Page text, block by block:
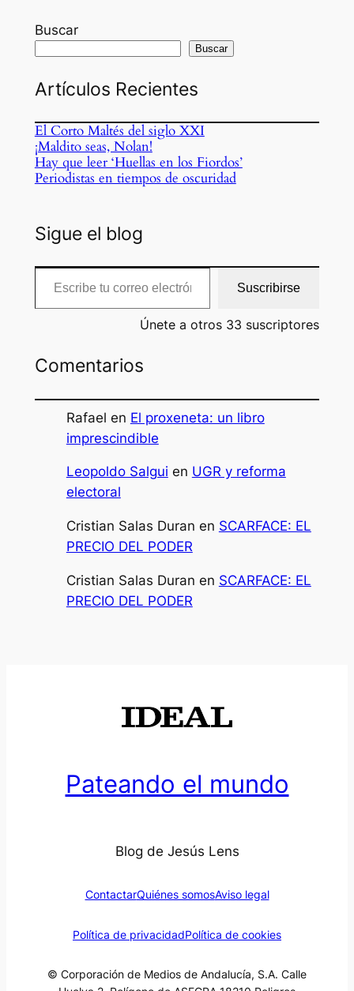
Buscar
Buscar
Artículos Recientes
El Corto Maltés del siglo XXI
¡Maldito seas, Nolan!
Hay que leer ‘Huellas en los Fiordos’
Periodistas en tiempos de oscuridad
Sigue el blog
Escribe tu correo electrónico…
Suscribirse
Únete a otros 33 suscriptores
Comentarios
Rafael en El proxeneta: un libro
imprescindible
Leopoldo Salgui en UGR y reforma
electoral
Cristian Salas Duran en SCARFACE: EL
PRECIO DEL PODER
Cristian Salas Duran en SCARFACE: EL
PRECIO DEL PODER
Pateando el mundo
Blog de Jesús Lens
ContactarQuiénes somosAviso legal
Política de privacidadPolítica de cookies
© Corporación de Medios de Andalucía, S.A. Calle